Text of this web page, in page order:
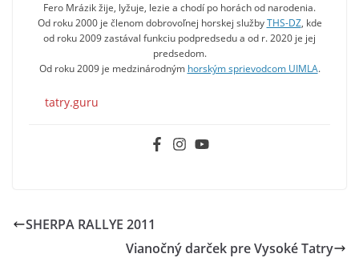
Fero Mrázik žije, lyžuje, lezie a chodí po horách od narodenia.
Od roku 2000 je členom dobrovoľnej horskej službyTHS-DZ, kde
od roku 2009 zastával funkciu podpredsedu a od r. 2020 je jej
predsedom.
Od roku 2009 je medzinárodným horským sprievodcom UIMLA.
tatry.guru
SHERPA RALLYE 2011
Vianočný darček pre Vysoké Tatry